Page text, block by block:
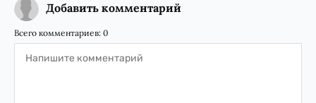
Добавить комментарий
Всего комментариев: 0